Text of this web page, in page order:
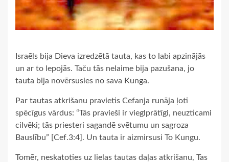
Israēls bija Dieva izredzētā tauta, kas to labi apzinājās
un ar to lepojās. Taču tās nelaime bija pazušana, jo
tauta bija novērsusies no sava Kunga.
Par tautas atkrišanu pravietis Cefanja runāja ļoti
spēcīgus vārdus: “Tās pravieši ir vieglprātīgi, neuzticami
cilvēki; tās priesteri sagandē svētumu un sagroza
Bauslību” [Cef.3:4]. Un tauta ir aizmirsusi To Kungu.
Tomēr, neskatoties uz lielas tautas daļas atkrišanu, Tas